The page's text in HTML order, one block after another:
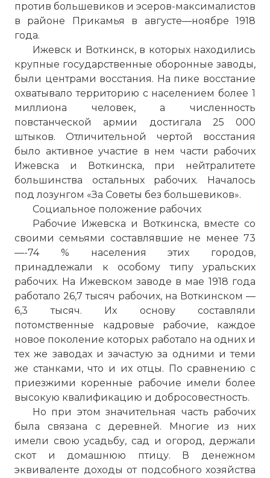
против большевиков и эсеров-максималистов
в районе Прикамья в августе—ноябре 1918
года.
Ижевск и Воткинск, в которых находились
крупные государственные оборонные заводы,
были центрами восстания. На пике восстание
охватывало территорию с населением более 1
миллиона человек, а численность
повстанческой армии достигала 25 000
штыков. Отличительной чертой восстания
было активное участие в нем части рабочих
Ижевска и Воткинска, при нейтралитете
большинства остальных рабочих. Началось
под лозунгом «За Советы без большевиков».
Социальное положение рабочих
Рабочие Ижевска и Воткинска, вместе со
своими семьями составлявшие не менее 73
—-74 % населения этих городов,
принадлежали к особому типу уральских
рабочих. На Ижевском заводе в мае 1918 года
работало 26,7 тысяч рабочих, на Воткинском —
6,3 тысяч. Их основу составляли
потомственные кадровые рабочие, каждое
новое поколение которых работало на одних и
тех же заводах и зачастую за одними и теми
же станками, что и их отцы. По сравнению с
приезжими коренные рабочие имели более
высокую квалификацию и добросовестность.
Но при этом значительная часть рабочих
была связана с деревней. Многие из них
имели свою усадьбу, сад и огород, держали
скот и домашнюю птицу. В денежном
эквиваленте доходы от подсобного хозяйства